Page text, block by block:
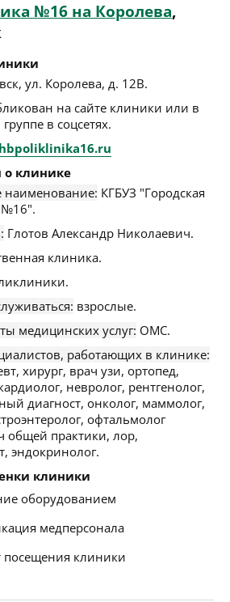
№16 на Королева,
, ул. Королева, д. 12В.
на сайте клиники или в
в соцсетях.
клинике
КГБУЗ "Городская
№16".
Глотов Александр Николаевич.
клиника.
взрослые.
медицинских услуг: ОМС.
работающих в клинике:
хирург, врач узи, ортопед,
невролог, рентгенолог,
диагност, онколог, маммолог,
офтальмолог
общей практики, лор,
эндокринолог.
клиники
оборудованием
медперсонала
посещения клиники